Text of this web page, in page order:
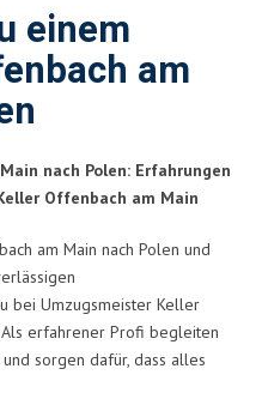
einem
am
nach Polen: Erfahrungen
Offenbach am Main
am Main nach Polen und
bei Umzugsmeister Keller
erfahrener Profi begleiten
sorgen dafür, dass alles